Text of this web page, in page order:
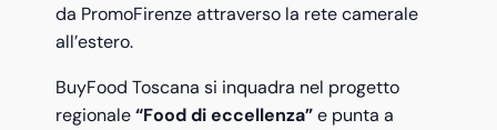
da PromoFirenze attraverso la rete camerale
all’estero.
BuyFood Toscana si inquadra nel progetto
regionale“Food di eccellenza”e punta a